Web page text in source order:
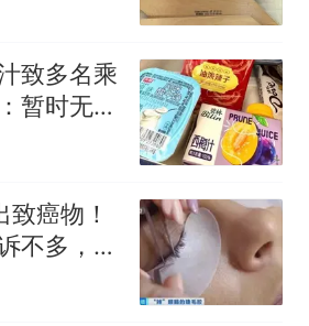
致多名乘
暂时无法
汁
癌物！
不多，店
”